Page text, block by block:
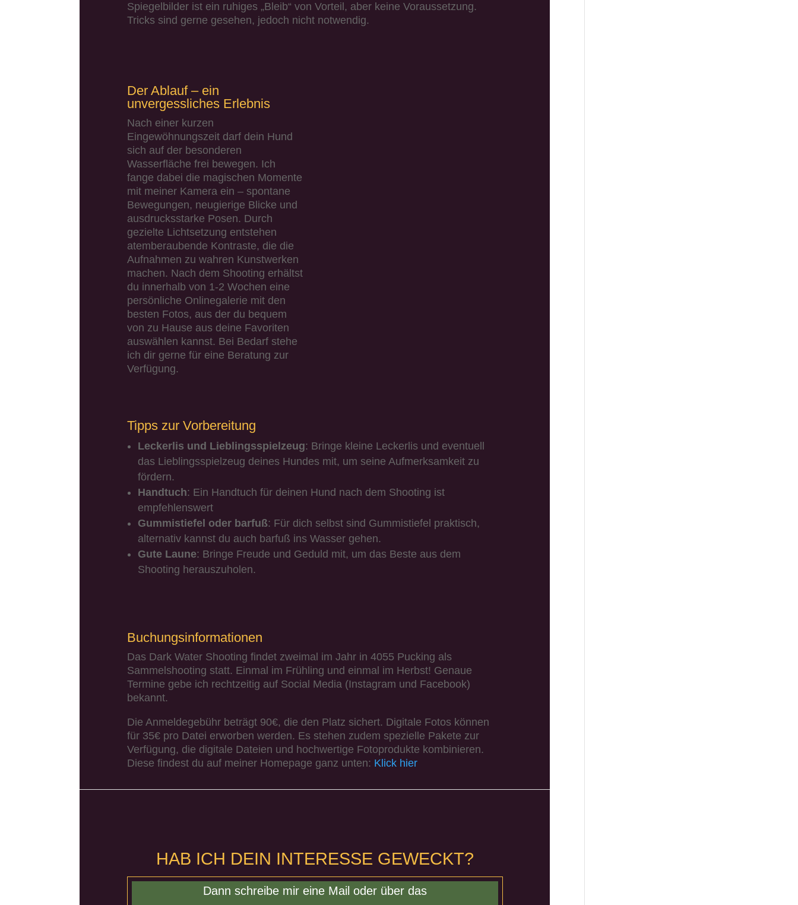
Spiegelbilder ist ein ruhiges „Bleib“ von Vorteil, aber keine Voraussetzung.
Tricks sind gerne gesehen, jedoch nicht notwendig.​
Der Ablauf – ein
unvergessliches Erlebnis
Nach einer kurzen
Eingewöhnungszeit darf dein Hund
sich auf der besonderen
Wasserfläche frei bewegen. Ich
fange dabei die magischen Momente
mit meiner Kamera ein – spontane
Bewegungen, neugierige Blicke und
ausdrucksstarke Posen. Durch
gezielte Lichtsetzung entstehen
atemberaubende Kontraste, die die
Aufnahmen zu wahren Kunstwerken
machen. Nach dem Shooting erhältst
du innerhalb von 1-2 Wochen eine
persönliche Onlinegalerie mit den
besten Fotos, aus der du bequem
von zu Hause aus deine Favoriten
auswählen kannst. Bei Bedarf stehe
ich dir gerne für eine Beratung zur
Verfügung.​
Tipps zur Vorbereitung
Leckerlis und Lieblingsspielzeug: Bringe kleine Leckerlis und eventuell
das Lieblingsspielzeug deines Hundes mit, um seine Aufmerksamkeit zu
fördern.
Handtuch: Ein Handtuch für deinen Hund nach dem Shooting ist
empfehlenswert
Gummistiefel oder barfuß: Für dich selbst sind Gummistiefel praktisch,
alternativ kannst du auch barfuß ins Wasser gehen.
Gute Laune: Bringe Freude und Geduld mit, um das Beste aus dem
Shooting herauszuholen.
Buchungsinformationen
Das Dark Water Shooting findet zweimal im Jahr in 4055 Pucking als
Sammelshooting statt. Einmal im Frühling und einmal im Herbst! Genaue
Termine gebe ich rechtzeitig auf Social Media (Instagram und Facebook)
bekannt.
Die Anmeldegebühr beträgt 90€, die den Platz sichert. Digitale Fotos können
für 35€ pro Datei erworben werden. Es stehen zudem spezielle Pakete zur
Verfügung, die digitale Dateien und hochwertige Fotoprodukte kombinieren.​
Diese findest du auf meiner Homepage ganz unten: Klick hier
HAB ICH DEIN INTERESSE GEWECKT?
Dann schreibe mir eine Mail oder über das